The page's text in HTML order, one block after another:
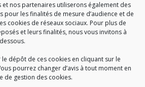
et nos partenaires utiliserons également des
pour les finalités de mesure d’audience et de
cookies de réseaux sociaux. Pour plus de
et leurs finalités, nous vous invitons à
dépôt de ces cookies en cliquant sur le
pourrez changer d’avis à tout moment en
de gestion des cookies.
est un établissement public quiexerce
public : la prévention, la collecte et la
ménagers et assimilés produits par son